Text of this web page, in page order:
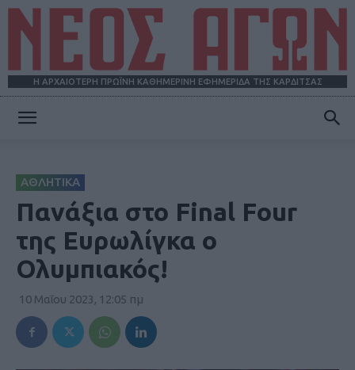
Η ΑΡΧΑΙΟΤΕΡΗ ΠΡΩΪΝΗ ΚΑΘΗΜΕΡΙΝΗ ΕΦΗΜΕΡΙΔΑ ΤΗΣ ΚΑΡΔΙΤΣΑΣ
ΑΘΛΗΤΙΚΑ
Πανάξια στο Final Four
της Ευρωλίγκα ο
Ολυμπιακός!
10 Μαΐου 2023, 12:05 πμ